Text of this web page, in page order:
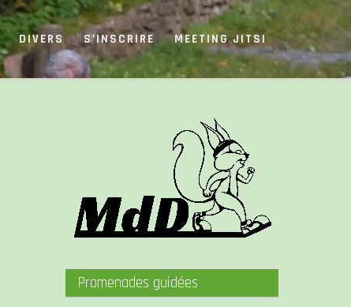
DIVERS S’INSCRIRE MEETING JITSI
Promenades guidées